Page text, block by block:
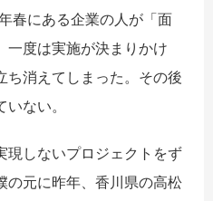
春にある企業の人が「面
一度は実施が決まりかけ
ち消えてしまった。その後
ない。
しないプロジェクトをず
の元に昨年、香川県の高松